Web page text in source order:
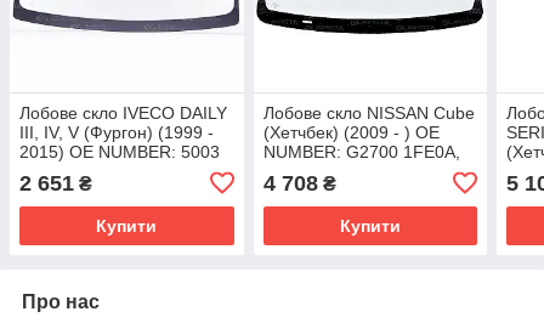
Лобове скло IVECO DAILY
III, IV, V (Фургон) (1999 -
2015) OE NUMBER: 5003
504086187
2 651 ₴
Купити
Лобове скло NISSAN Cube
(Хетчбек) (2009 - ) OE
NUMBER: G2700 1FE0A,
G27001FE0C
4 708₴
Купити
5
Про нас